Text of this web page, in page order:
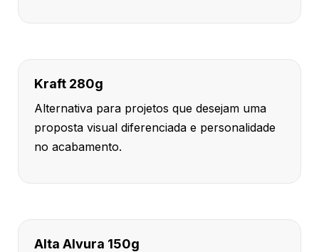
Kraft 280g
Alternativa para projetos que desejam uma
proposta visual diferenciada e personalidade
no acabamento.
Alta Alvura 150g